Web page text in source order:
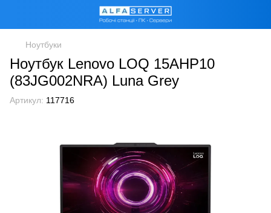
Ноутбуки
Ноутбук Lenovo LOQ 15AHP10
(83JG002NRA) Luna Grey
Артикул: 117716